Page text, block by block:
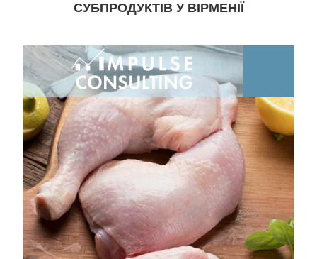
СУБПРОДУКТІВ У ВІРМЕНІЇ